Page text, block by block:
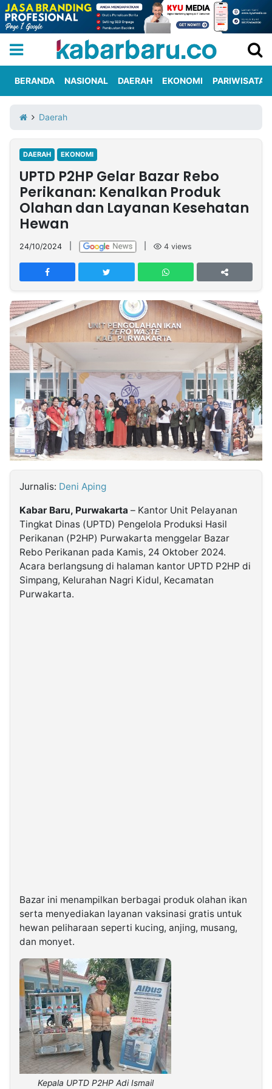
Iklan
Berita
Kami
Nasional
International
Olahraga
Entertainment
Daerah
Pariwisata
Kuliner
Kolom
Network
PT
TREETAN
MULTIMEDIA
INDONESIA
Partner
Insight
NTB
Suara
Time
Lens
IDN
Daily
Jogja
Jalan
Rakyat
Idealita
News
Kita
Notice
Radar
Baru
Seedbacklink
Follow
Kabarbaru
Kabarbaru.co
2026
BERANDA NASIONAL DAERAH EKONOMI PARIWISATA
Daerah
DAERAH EKONOMI
UPTD P2HP Gelar Bazar Rebo
Perikanan: Kenalkan Produk
Olahan dan Layanan Kesehatan
Hewan
24/10/2024 4 views
Jurnalis: Deni Aping
Kabar Baru, Purwakarta – Kantor Unit Pelayanan
Tingkat Dinas (UPTD) Pengelola Produksi Hasil
Perikanan (P2HP) Purwakarta menggelar Bazar
Rebo Perikanan pada Kamis, 24 Oktober 2024.
Acara berlangsung di halaman kantor UPTD P2HP di
Simpang, Kelurahan Nagri Kidul, Kecamatan
Purwakarta.
Bazar ini menampilkan berbagai produk olahan ikan
serta menyediakan layanan vaksinasi gratis untuk
hewan peliharaan seperti kucing, anjing, musang,
dan monyet.
Kepala UPTD P2HP Adi Ismail